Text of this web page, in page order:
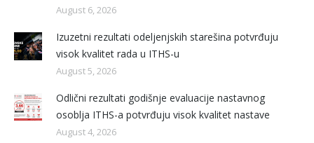
August 6, 2026
Izuzetni rezultati odeljenjskih starešina potvrđuju
visok kvalitet rada u ITHS-u
August 5, 2026
Odlični rezultati godišnje evaluacije nastavnog
osoblja ITHS-a potvrđuju visok kvalitet nastave
August 4, 2026